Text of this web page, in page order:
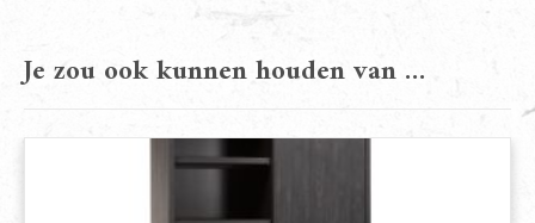
Je zou ook kunnen houden van …